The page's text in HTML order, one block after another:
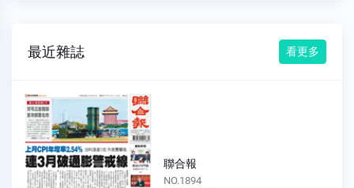
最近雜誌 看更多
聯合報
NO.1894